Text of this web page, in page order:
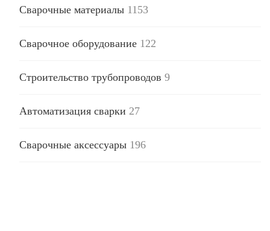
Сварочные материалы 1153
Сварочное оборудование 122
Строительство трубопроводов 9
Автоматизация сварки 27
Сварочные аксессуары 196